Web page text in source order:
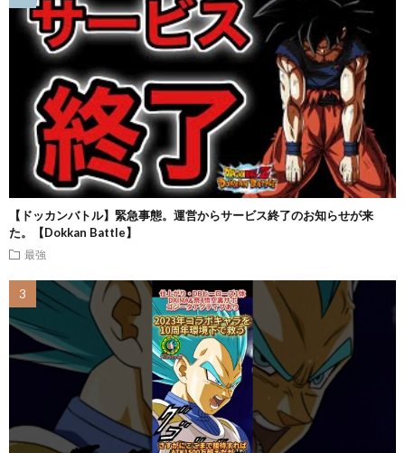
【ドッカンバトル】緊急事態。運営からサービス終了のお知らせが来
た。【Dokkan Battle】
最強